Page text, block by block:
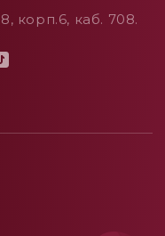
корп.6, каб. 708.